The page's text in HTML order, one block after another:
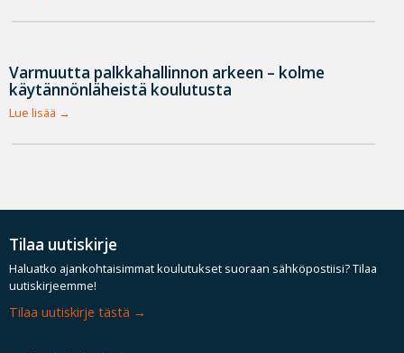
Varmuutta palkkahallinnon arkeen – kolme
käytännönläheistä koulutusta
Lue lisää
Tilaa uutiskirje
Haluatko ajankohtaisimmat koulutukset suoraan sähköpostiisi? Tilaa
uutiskirjeemme!
Tilaa uutiskirje tästä